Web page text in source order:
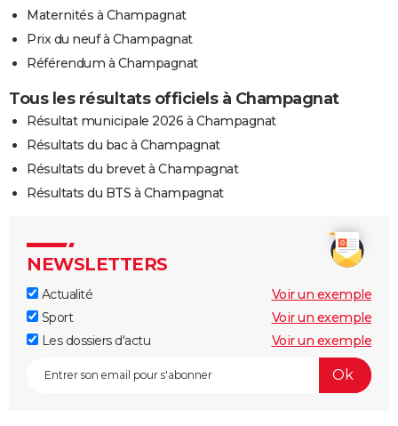
Maternités à Champagnat
Prix du neuf à Champagnat
Référendum à Champagnat
Tous les résultats officiels à Champagnat
Résultat municipale 2026 à Champagnat
Résultats du bac à Champagnat
Résultats du brevet à Champagnat
Résultats du BTS à Champagnat
NEWSLETTERS
Actualité
Voir un exemple
Sport
Voir un exemple
Les dossiers d'actu
Voir un exemple